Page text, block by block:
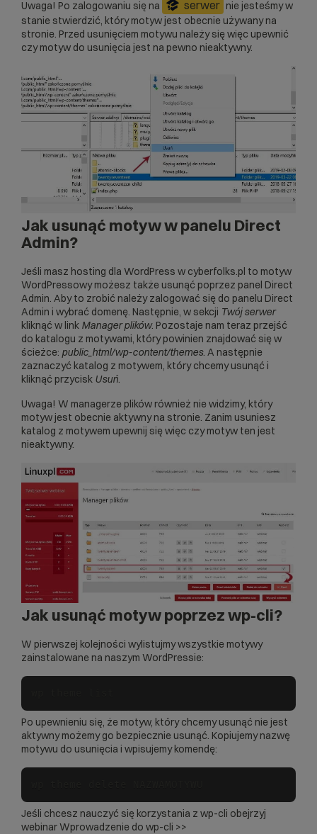
Uwaga! Po zalogowaniu się na serwer nie jesteśmy w
stanie stwierdzić, który motyw jest obecnie używany na
stronie. Przed usunięciem motywu należy się więc upewnić
czy motyw do usunięcia jest na pewno nieaktywny.
Jak usunąć motyw w panelu Direct
Admin?
Jeśli masz hosting dla WordPress w cyberfolks.pl to motyw
WordPressowy możesz także usunąć poprzez panel Direct
Admin. Aby to zrobić należy zalogować się do panelu Direct
Admin i wybrać domenę. Następnie, w sekcji Twój serwer
kliknąć w link Manager plików. Pozostaje nam teraz przejść
do katalogu z motywami, który powinien znajdować się w
ścieżce: public_html/wp-content/themes. A następnie
zaznaczyć katalog z motywem, który chcemy usunąć i
kliknąć przycisk Usuń.
Uwaga! W managerze plików również nie widzimy, który
motyw jest obecnie aktywny na stronie. Zanim usuniesz
katalog z motywem upewnij się więc czy motyw ten jest
nieaktywny.
Jak usunąć motyw poprzez wp-cli?
W pierwszej kolejności wylistujmy wszystkie motywy
zainstalowane na naszym WordPressie:
Po upewnieniu się, że motyw, który chcemy usunąć nie jest
aktywny możemy go bezpiecznie usunąć. Kopiujemy nazwę
motywu do usunięcia i wpisujemy komendę:
Jeśli chcesz nauczyć się korzystania z wp-cli obejrzyj
webinarWprowadzenie do wp-cli >>